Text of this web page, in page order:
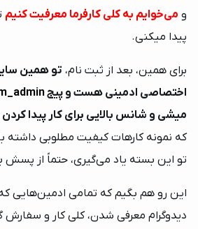
و می‌خوایم به کلی کارفرما معرفیت کنیم
پیدا میکنی.
برای همین، بعد از ثبت نام، تو همین
اختصاصی ادمینی هست و پیج
میشی و شانس بالایی برای کار پیدا
که نمونه کارهات کیفیت مطلوبی داشته
تو این بسته یاد می‌گیری، حتماً از پسش
این رو هم بگیم که تمامی ادمین‌هایی
دیدوگرام معرفی شدن، کلی کار و سفارش